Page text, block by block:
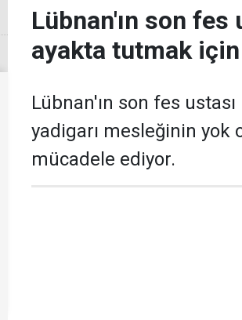
Lübnan'ın son fes
ayakta tutmak
Lübnan'ın son fes
yadigarı mesleğinin yok
mücadele ediyor.